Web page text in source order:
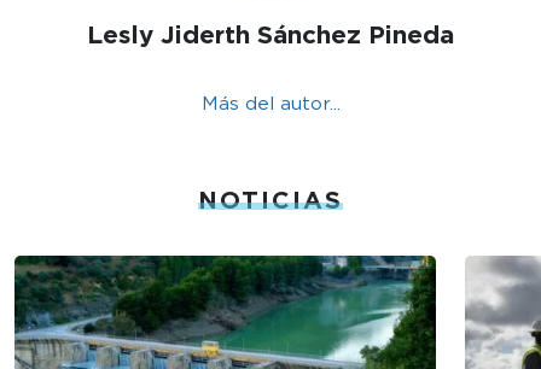
Lesly Jiderth Sánchez Pineda
Más del autor...
NOTICIAS